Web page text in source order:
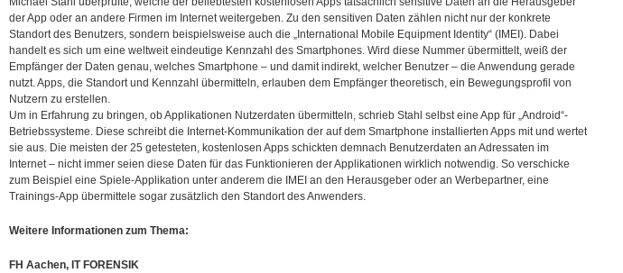
der App oder an andere Firmen im Internet weitergeben. Zu den sensitiven Daten zählen nicht nur der konkrete
Standort des Benutzers, sondern beispielsweise auch die „International Mobile Equipment Identity“ (IMEI). Dabei
handelt es sich um eine weltweit eindeutige Kennzahl des Smartphones. Wird diese Nummer übermittelt, weiß der
Empfänger der Daten genau, welches Smartphone – und damit indirekt, welcher Benutzer – die Anwendung gerade
nutzt. Apps, die Standort und Kennzahl übermitteln, erlauben dem Empfänger theoretisch, ein Bewegungsprofil von
Nutzern zu erstellen.
Um in Erfahrung zu bringen, ob Applikationen Nutzerdaten übermitteln, schrieb Stahl selbst eine App für „Android“-
Betriebssysteme. Diese schreibt die Internet-Kommunikation der auf dem Smartphone installierten Apps mit und wertet
sie aus. Die meisten der 25 getesteten, kostenlosen Apps schickten demnach Benutzerdaten an Adressaten im
Internet – nicht immer seien diese Daten für das Funktionieren der Applikationen wirklich notwendig. So verschicke
zum Beispiel eine Spiele-Applikation unter anderem die IMEI an den Herausgeber oder an Werbepartner, eine
Trainings-App übermittele sogar zusätzlich den Standort des Anwenders.
Weitere Informationen zum Thema:
FH Aachen, IT FORENSIK